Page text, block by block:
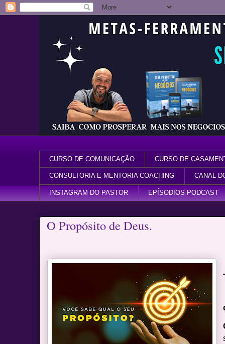
CURSO DE COMUNICAÇÃO CURSO DE
CONSULTORIA E MENTORIA COACHING CANAL
INSTAGRAM DO PASTOR EPÍSODIOS PODCAST
O Propósito de Deus.